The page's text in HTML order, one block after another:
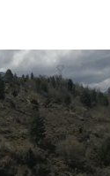
camiones en
Sin
con
Además,
la A24, cerca
los